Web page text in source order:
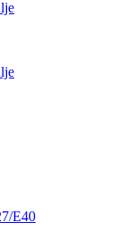
E40